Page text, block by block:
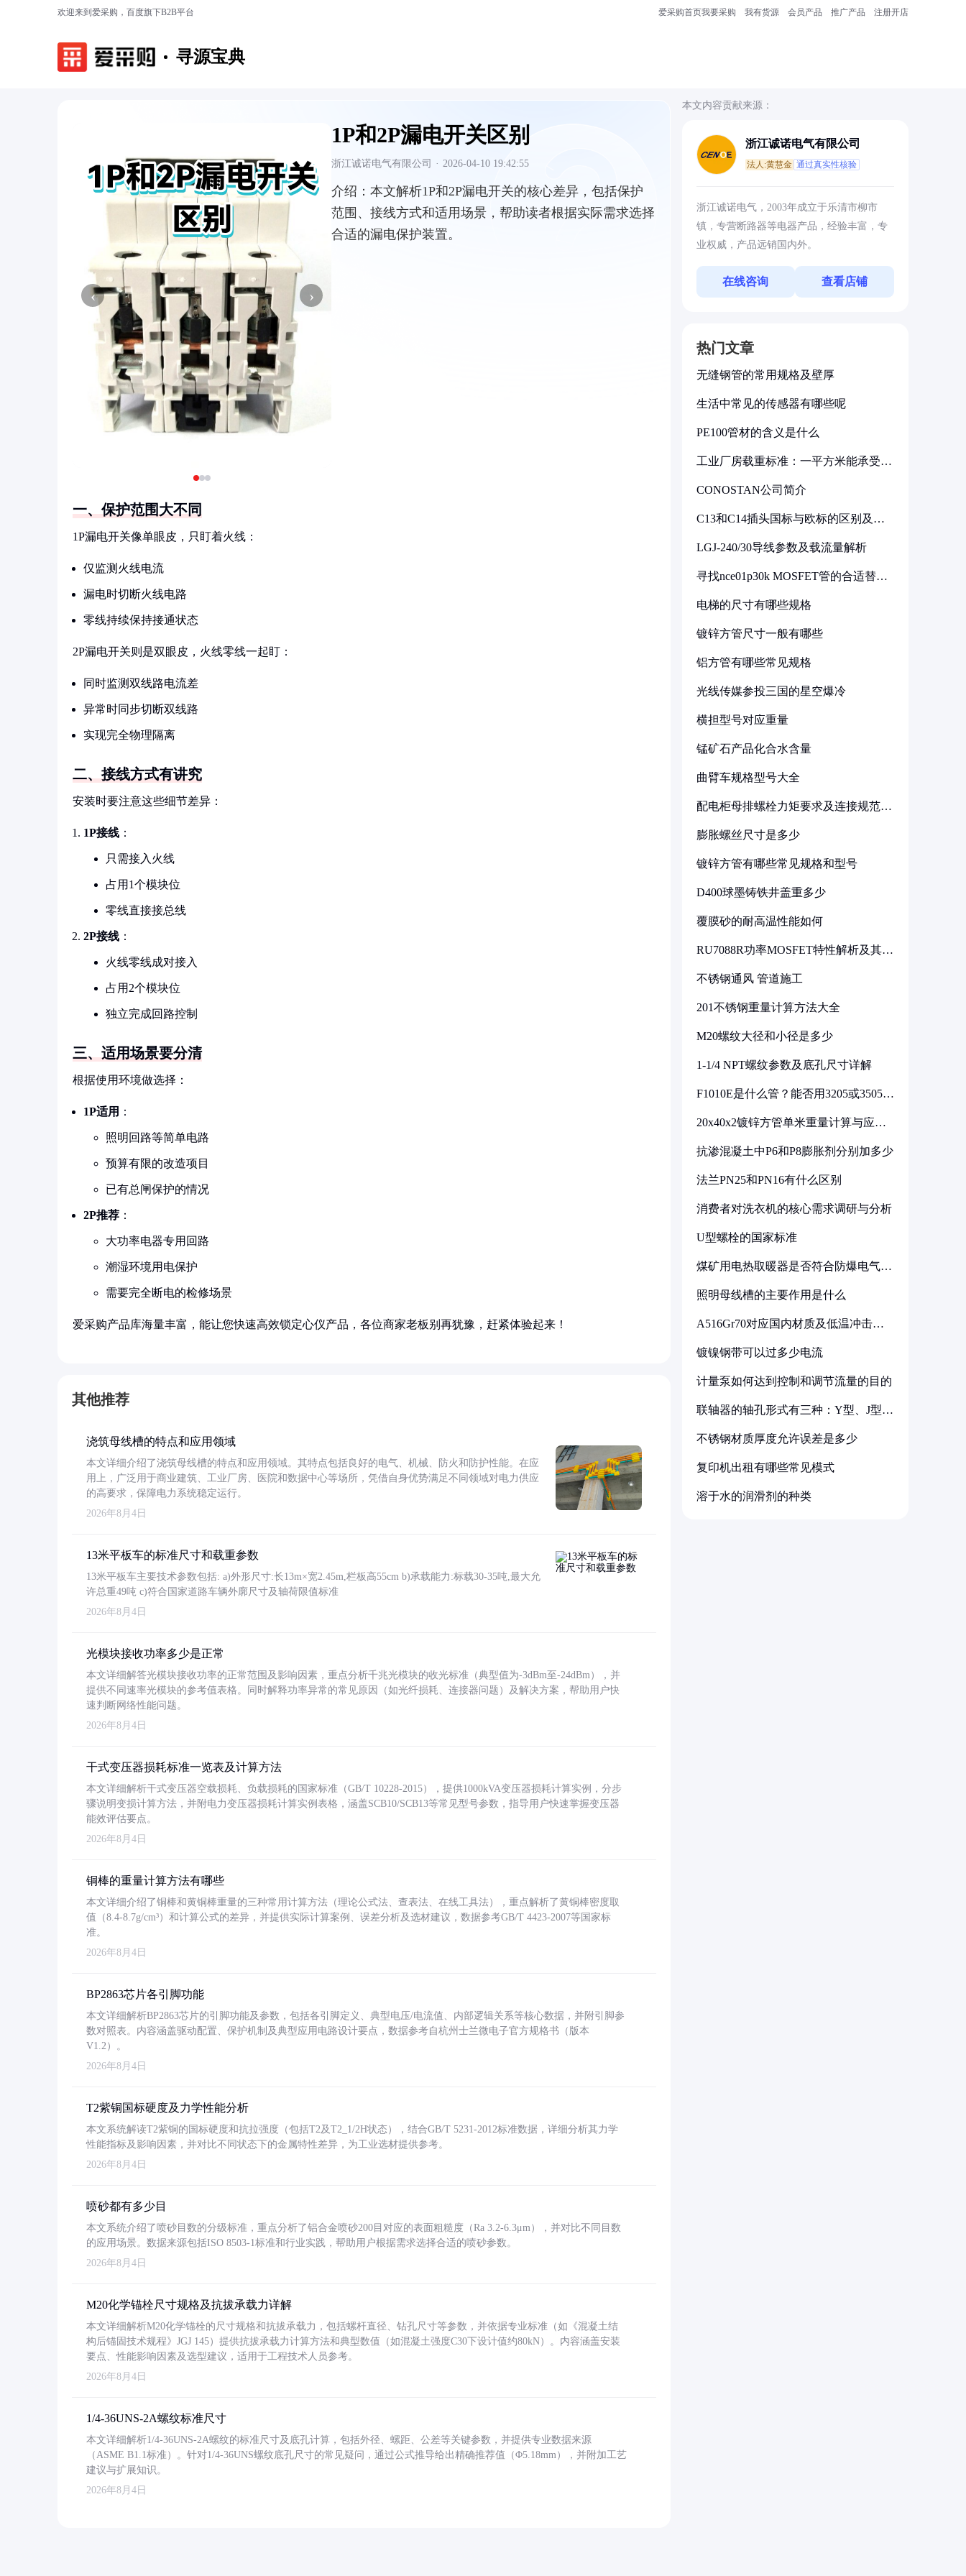
欢迎来到爱采购，百度旗下B2B平台 爱采购首页我要采购 我有货源 会员产品 推广产品 注册开店
寻源宝典
‹ ›
1P和2P漏电开关区别
浙江诚诺电气有限公司 · 2026-04-10 19:42:55
介绍： 本文解析1P和2P漏电开关的核心差异，包括保护
范围、接线方式和适用场景，帮助读者根据实际需求选择
合适的漏电保护装置。
一、保护范围大不同
1P漏电开关像单眼皮，只盯着火线：
仅监测火线电流
漏电时切断火线电路
零线持续保持接通状态
2P漏电开关则是双眼皮，火线零线一起盯：
同时监测双线路电流差
异常时同步切断双线路
实现完全物理隔离
二、接线方式有讲究
安装时要注意这些细节差异：
1P接线 ：
只需接入火线
占用1个模块位
零线直接接总线
2P接线 ：
火线零线成对接入
占用2个模块位
独立完成回路控制
三、适用场景要分清
根据使用环境做选择：
1P适用 ：
照明回路等简单电路
预算有限的改造项目
已有总闸保护的情况
2P推荐 ：
大功率电器专用回路
潮湿环境用电保护
需要完全断电的检修场景
爱采购产品库海量丰富，能让您快速高效锁定心仪产品，各位商家老板别再犹豫，赶紧体验起来！
其他推荐
浇筑母线槽的特点和应用领域
本文详细介绍了浇筑母线槽的特点和应用领域。其特点包括良好的电气、机械、防火和防护性能。在应
用上，广泛用于商业建筑、工业厂房、医院和数据中心等场所，凭借自身优势满足不同领域对电力供应
的高要求，保障电力系统稳定运行。
2026年8月4日
13米平板车的标准尺寸和载重参数
13米平板车主要技术参数包括: a)外形尺寸:长13m×宽2.45m,栏板高55cm b)承载能力:标载30-35吨,最大允
许总重49吨 c)符合国家道路车辆外廓尺寸及轴荷限值标准
2026年8月4日
光模块接收功率多少是正常
本文详细解答光模块接收功率的正常范围及影响因素，重点分析千兆光模块的收光标准（典型值为-3dBm至-24dBm），并
提供不同速率光模块的参考值表格。同时解释功率异常的常见原因（如光纤损耗、连接器问题）及解决方案，帮助用户快
速判断网络性能问题。
2026年8月4日
干式变压器损耗标准一览表及计算方法
本文详细解析干式变压器空载损耗、负载损耗的国家标准（GB/T 10228-2015），提供1000kVA变压器损耗计算实例，分步
骤说明变损计算方法，并附电力变压器损耗计算实例表格，涵盖SCB10/SCB13等常见型号参数，指导用户快速掌握变压器
能效评估要点。
2026年8月4日
铜棒的重量计算方法有哪些
本文详细介绍了铜棒和黄铜棒重量的三种常用计算方法（理论公式法、查表法、在线工具法），重点解析了黄铜棒密度取
值（8.4-8.7g/cm³）和计算公式的差异，并提供实际计算案例、误差分析及选材建议，数据参考GB/T 4423-2007等国家标
准。
2026年8月4日
BP2863芯片各引脚功能
本文详细解析BP2863芯片的引脚功能及参数，包括各引脚定义、典型电压/电流值、内部逻辑关系等核心数据，并附引脚参
数对照表。内容涵盖驱动配置、保护机制及典型应用电路设计要点，数据参考自杭州士兰微电子官方规格书（版本
V1.2）。
2026年8月4日
T2紫铜国标硬度及力学性能分析
本文系统解读T2紫铜的国标硬度和抗拉强度（包括T2及T2_1/2H状态），结合GB/T 5231-2012标准数据，详细分析其力学
性能指标及影响因素，并对比不同状态下的金属特性差异，为工业选材提供参考。
2026年8月4日
喷砂都有多少目
本文系统介绍了喷砂目数的分级标准，重点分析了铝合金喷砂200目对应的表面粗糙度（Ra 3.2-6.3μm），并对比不同目数
的应用场景。数据来源包括ISO 8503-1标准和行业实践，帮助用户根据需求选择合适的喷砂参数。
2026年8月4日
M20化学锚栓尺寸规格及抗拔承载力详解
本文详细解析M20化学锚栓的尺寸规格和抗拔承载力，包括螺杆直径、钻孔尺寸等参数，并依据专业标准（如《混凝土结
构后锚固技术规程》JGJ 145）提供抗拔承载力计算方法和典型数值（如混凝土强度C30下设计值约80kN）。内容涵盖安装
要点、性能影响因素及选型建议，适用于工程技术人员参考。
2026年8月4日
1/4-36UNS-2A螺纹标准尺寸
本文详细解析1/4-36UNS-2A螺纹的标准尺寸及底孔计算，包括外径、螺距、公差等关键参数，并提供专业数据来源
（ASME B1.1标准）。针对1/4-36UNS螺纹底孔尺寸的常见疑问，通过公式推导给出精确推荐值（Φ5.18mm），并附加工艺
建议与扩展知识。
2026年8月4日
本文内容贡献来源：
浙江诚诺电气有限公司
法人:黄慧金 通过真实性核验
浙江诚诺电气，2003年成立于乐清市柳市
镇，专营断路器等电器产品，经验丰富，专
业权威，产品远销国内外。
在线咨询 查看店铺
热门文章
无缝钢管的常用规格及壁厚
生活中常见的传感器有哪些呢
PE100管材的含义是什么
工业厂房载重标准：一平方米能承受多
CONOSTAN公司简介
C13和C14插头国标与欧标的区别及其
LGJ-240/30导线参数及载流量解析
寻找nce01p30k MOSFET管的合适替代
电梯的尺寸有哪些规格
镀锌方管尺寸一般有哪些
铝方管有哪些常见规格
光线传媒参投三国的星空爆冷
横担型号对应重量
锰矿石产品化合水含量
曲臂车规格型号大全
配电柜母排螺栓力矩要求及连接规范详
膨胀螺丝尺寸是多少
镀锌方管有哪些常见规格和型号
D400球墨铸铁井盖重多少
覆膜砂的耐高温性能如何
RU7088R功率MOSFET特性解析及其在
不锈钢通风 管道施工
201不锈钢重量计算方法大全
M20螺纹大径和小径是多少
1-1/4 NPT螺纹参数及底孔尺寸详解
F1010E是什么管？能否用3205或3505代
20x40x2镀锌方管单米重量计算与应用
抗渗混凝土中P6和P8膨胀剂分别加多少
法兰PN25和PN16有什么区别
消费者对洗衣机的核心需求调研与分析
U型螺栓的国家标准
煤矿用电热取暖器是否符合防爆电气设
照明母线槽的主要作用是什么
A516Gr70对应国内材质及低温冲击要
镀镍钢带可以过多少电流
计量泵如何达到控制和调节流量的目的
联轴器的轴孔形式有三种：Y型、J型、
不锈钢材质厚度允许误差是多少
复印机出租有哪些常见模式
溶于水的润滑剂的种类